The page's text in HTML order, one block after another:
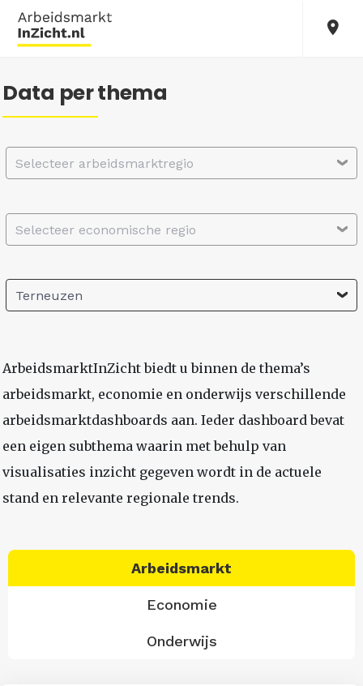
Data per thema
Selecteer arbeidsmarktregio
Selecteer economische regio
Terneuzen
ArbeidsmarktInZicht biedt u binnen de thema’s
arbeidsmarkt, economie en onderwijs verschillende
arbeidsmarktdashboards aan. Ieder dashboard bevat
een eigen subthema waarin met behulp van
visualisaties inzicht gegeven wordt in de actuele
stand en relevante regionale trends.
Arbeidsmarkt
Economie
Onderwijs